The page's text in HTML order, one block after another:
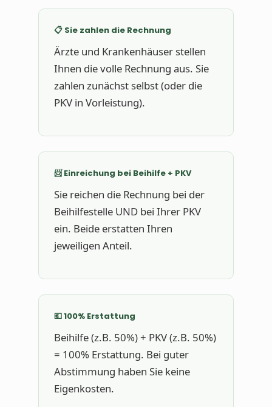
📋 Sie zahlen die Rechnung
Ärzte und Krankenhäuser stellen
Ihnen die volle Rechnung aus. Sie
zahlen zunächst selbst (oder die
PKV in Vorleistung).
📨 Einreichung bei Beihilfe + PKV
Sie reichen die Rechnung bei der
Beihilfestelle UND bei Ihrer PKV
ein. Beide erstatten Ihren
jeweiligen Anteil.
💶 100% Erstattung
Beihilfe (z.B. 50%) + PKV (z.B. 50%)
= 100% Erstattung. Bei guter
Abstimmung haben Sie keine
Eigenkosten.